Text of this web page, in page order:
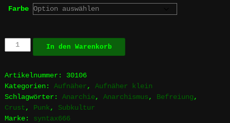
Farbe
learn
and
-
anok
&
peace
-
In den Warenkorb
Artikelnummer: 30106
Kategorien: Aufnäher, Aufnäher klein
Schlagwörter: Anarchie, Anarchismus, Befreiung,
Crust, Punk, Subkultur
Marke: syntax666